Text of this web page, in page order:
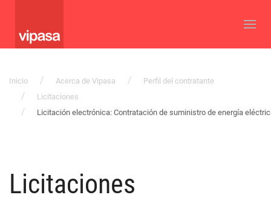
Inicio Acerca de Vipasa
Perfil del contratante
Licitaciones
Licitación electrónica: Contratación de suministro de energía
Licitaciones